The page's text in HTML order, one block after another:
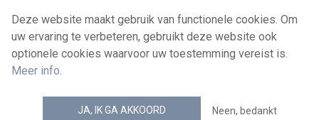
Voorwaarden voor het hergebruik
Contacteer ons
news.belgium RSS feed
Deze website maakt gebruik van functionele cookies. Om
uw ervaring te verbeteren, gebruikt deze website ook
optionele cookies waarvoor uw toestemming vereist is.
Meer info.
JA, IK GA AKKOORD Neen, bedankt